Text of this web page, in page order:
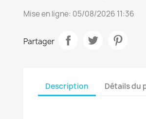
Mise en ligne: 05/08/2026 11:36
Partager
Description Détails du